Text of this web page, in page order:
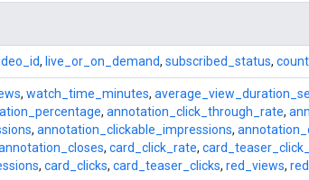
, live_or_on_demand, subscribed_status,
, watch_time_minutes,
, annotation_click_through_rate,
, annotation_clickable_impressions,
, card_click_rate,
, card_clicks, card_teaser_clicks, red_views,